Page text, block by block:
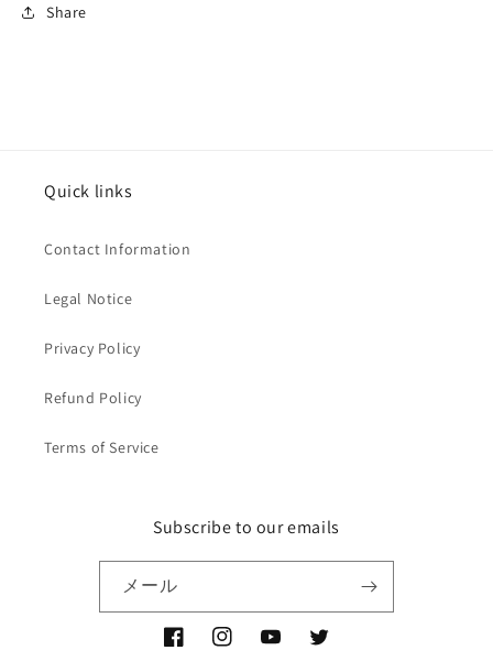
Share
Quick links
Contact Information
Legal Notice
Privacy Policy
Refund Policy
Terms of Service
Subscribe to our emails
メール
FacebookInstagramYouTubeTwitter